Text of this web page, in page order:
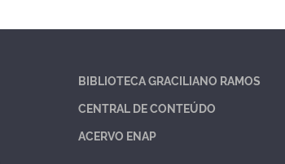
BIBLIOTECA GRACILIANO RAMOS
CENTRAL DE CONTEÚDO
ACERVO ENAP